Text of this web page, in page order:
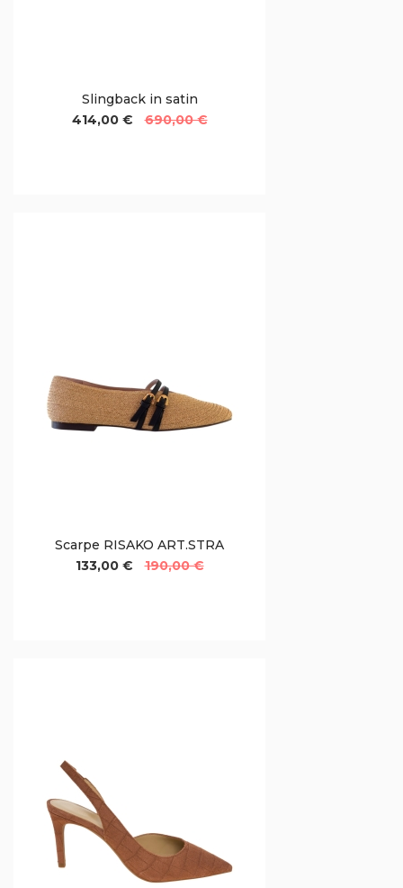
Slingback in satin
414,00 €
690,00 €
Scarpe RISAKO ART.STRA
133,00 €
190,00 €